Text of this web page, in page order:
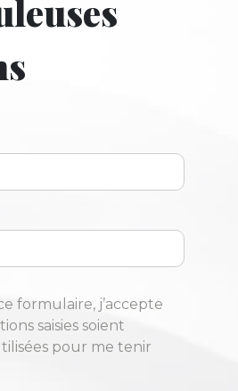
formulaire, j’accepte
saisies soient
pour me tenir